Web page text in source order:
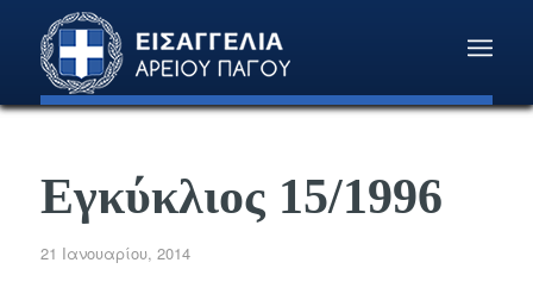
Εγκύκλιος 15/1996
21 Ιανουαρίου, 2014